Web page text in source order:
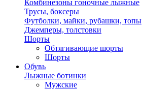
Комбинезоны гоночные лыжные
Трусы, боксеры
Футболки, майки, рубашки, топы
Джемперы, толстовки
Шорты
Обтягивающие шорты
Шорты
Обувь
Лыжные ботинки
Мужские